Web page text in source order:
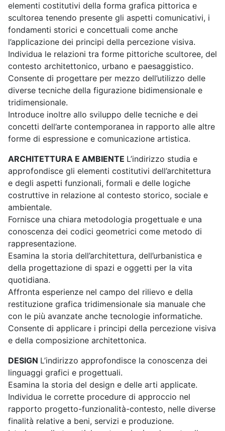
elementi costitutivi della forma grafica pittorica e
scultorea tenendo presente gli aspetti comunicativi, i
fondamenti storici e concettuali come anche
l’applicazione dei principi della percezione visiva.
Individua le relazioni tra forme pittoriche scultoree, del
contesto architettonico, urbano e paesaggistico.
Consente di progettare per mezzo dell’utilizzo delle
diverse tecniche della figurazione bidimensionale e
tridimensionale.
Introduce inoltre allo sviluppo delle tecniche e dei
concetti dell’arte contemporanea in rapporto alle altre
forme di espressione e comunicazione artistica.
ARCHITETTURA E AMBIENTE L’indirizzo studia e
approfondisce gli elementi costitutivi dell’architettura
e degli aspetti funzionali, formali e delle logiche
costruttive in relazione al contesto storico, sociale e
ambientale.
Fornisce una chiara metodologia progettuale e una
conoscenza dei codici geometrici come metodo di
rappresentazione.
Esamina la storia dell’architettura, dell’urbanistica e
della progettazione di spazi e oggetti per la vita
quotidiana.
Affronta esperienze nel campo del rilievo e della
restituzione grafica tridimensionale sia manuale che
con le più avanzate anche tecnologie informatiche.
Consente di applicare i principi della percezione visiva
e della composizione architettonica.
DESIGN L’indirizzo approfondisce la conoscenza dei
linguaggi grafici e progettuali.
Esamina la storia del design e delle arti applicate.
Individua le corrette procedure di approccio nel
rapporto progetto-funzionalità-contesto, nelle diverse
finalità relative a beni, servizi e produzione.